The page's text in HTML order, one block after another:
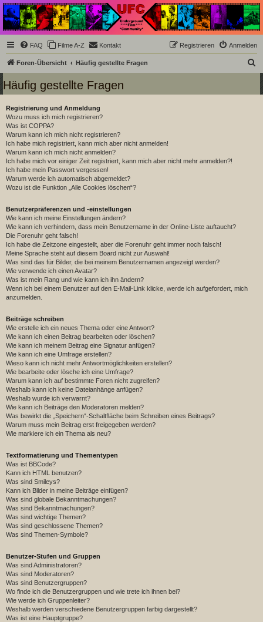
Underground Film
Community
Die Underground Film Community ist ein deutschsprachiges Filmforum und ein Paradies
für Cineasten und Filmsüchtige jenseits des Mainstreams.
FAQ Filme A-Z Kontakt Anmelden
Registrieren
Foren-Übersicht Häufig gestellte Fragen
Häufig gestellte Fragen
Registrierung und Anmeldung
Wozu muss ich mich registrieren?
Was ist COPPA?
Warum kann ich mich nicht registrieren?
Ich habe mich registriert, kann mich aber nicht anmelden!
Warum kann ich mich nicht anmelden?
Ich habe mich vor einiger Zeit registriert, kann mich aber nicht mehr anmelden?!
Ich habe mein Passwort vergessen!
Warum werde ich automatisch abgemeldet?
Wozu ist die Funktion „Alle Cookies löschen“?
Benutzerpräferenzen und -einstellungen
Wie kann ich meine Einstellungen ändern?
Wie kann ich verhindern, dass mein Benutzername in der Online-Liste auftaucht?
Die Forenuhr geht falsch!
Ich habe die Zeitzone eingestellt, aber die Forenuhr geht immer noch falsch!
Meine Sprache steht auf diesem Board nicht zur Auswahl!
Was sind das für Bilder, die bei meinem Benutzernamen angezeigt werden?
Wie verwende ich einen Avatar?
Was ist mein Rang und wie kann ich ihn ändern?
Wenn ich bei einem Benutzer auf den E-Mail-Link klicke, werde ich aufgefordert, mich
anzumelden.
Beiträge schreiben
Wie erstelle ich ein neues Thema oder eine Antwort?
Wie kann ich einen Beitrag bearbeiten oder löschen?
Wie kann ich meinem Beitrag eine Signatur anfügen?
Wie kann ich eine Umfrage erstellen?
Wieso kann ich nicht mehr Antwortmöglichkeiten erstellen?
Wie bearbeite oder lösche ich eine Umfrage?
Warum kann ich auf bestimmte Foren nicht zugreifen?
Weshalb kann ich keine Dateianhänge anfügen?
Weshalb wurde ich verwarnt?
Wie kann ich Beiträge den Moderatoren melden?
Was bewirkt die „Speichern“-Schaltfläche beim Schreiben eines Beitrags?
Warum muss mein Beitrag erst freigegeben werden?
Wie markiere ich ein Thema als neu?
Textformatierung und Thementypen
Was ist BBCode?
Kann ich HTML benutzen?
Was sind Smileys?
Kann ich Bilder in meine Beiträge einfügen?
Was sind globale Bekanntmachungen?
Was sind Bekanntmachungen?
Was sind wichtige Themen?
Was sind geschlossene Themen?
Was sind Themen-Symbole?
Benutzer-Stufen und Gruppen
Was sind Administratoren?
Was sind Moderatoren?
Was sind Benutzergruppen?
Wo finde ich die Benutzergruppen und wie trete ich ihnen bei?
Wie werde ich Gruppenleiter?
Weshalb werden verschiedene Benutzergruppen farbig dargestellt?
Was ist eine Hauptgruppe?